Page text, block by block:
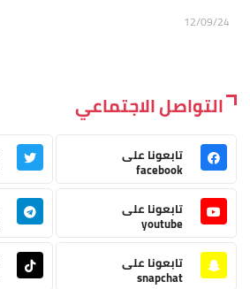
12/09/24
التواصل الاجتماعي
تابعونا على
facebook
تابعونا على
youtube
تابعونا على
snapchat